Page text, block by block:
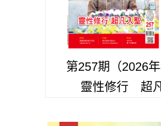
第257期（2026年
靈性修行 超